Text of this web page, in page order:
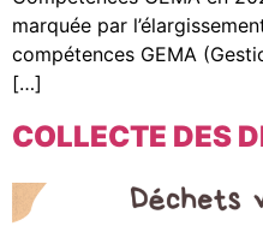
marquée par
compétences GEMA
[…]
COLLECTE DES